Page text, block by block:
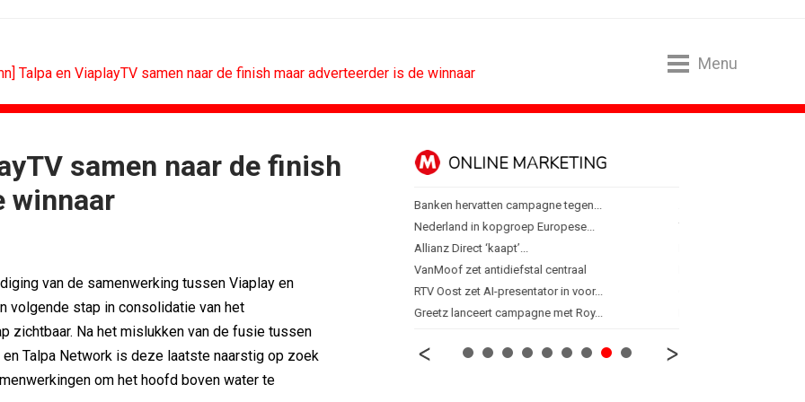
Talpa en ViaplayTV samen naar de finish maar adverteerder is de winnaar
Menu
samen naar de finish
winnaar
van de samenwerking tussen Viaplay en
volgende stap in consolidatie van het
zichtbaar. Na het mislukken van de fusie tussen
en Talpa Network is deze laatste naarstig op zoek
om het hoofd boven water te
voor...
uitbundiger...
MEDIA
Ster start Goede Loeki
Margriet van der Linden blijft...
ONLINE MARKETING
Banken hervatten campagne tegen...
Nederland in kopgroep Europese...
Allianz Direct ‘kaapt’...
VanMoof zet antidiefstal centraal
RTV Oost zet AI-presentator in voor...
Greetz lanceert campagne met Roy...
Tata Consultancy